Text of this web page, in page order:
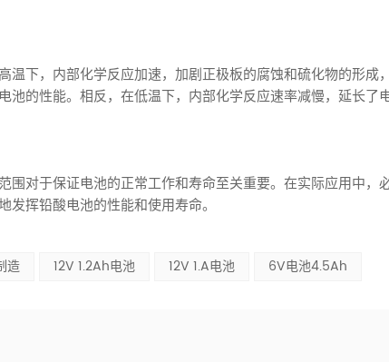
下，内部化学反应加速，加剧正极板的腐蚀和硫化物的形成
的性能。相反，在低温下，内部化学反应速率减慢，延长了
对于保证电池的正常工作和寿命至关重要。在实际应用中，
挥铅酸电池的性能和使用寿命。
造 12V 1.2Ah电池 12V 1.A电池 6V电池4.5Ah